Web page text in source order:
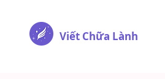
Viết Chữa Lành